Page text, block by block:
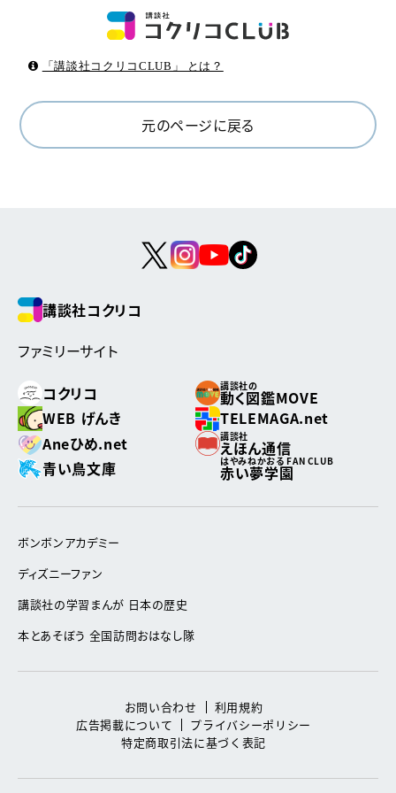
「講談社コクリコCLUB」 とは？
元のページに戻る
講談社コクリコ
ファミリーサイト
コクリコ
講談社の
動く図鑑MOVE
WEB げんき
TELEMAGA.net
Aneひめ.net
講談社
えほん通信
青い鳥文庫
はやみねかおる FAN CLUB
赤い夢学園
ボンボンアカデミー
ディズニーファン
講談社の学習まんが 日本の歴史
本とあそぼう 全国訪問おはなし隊
お問い合わせ
利用規約
広告掲載について
プライバシーポリシー
特定商取引法に基づく表記